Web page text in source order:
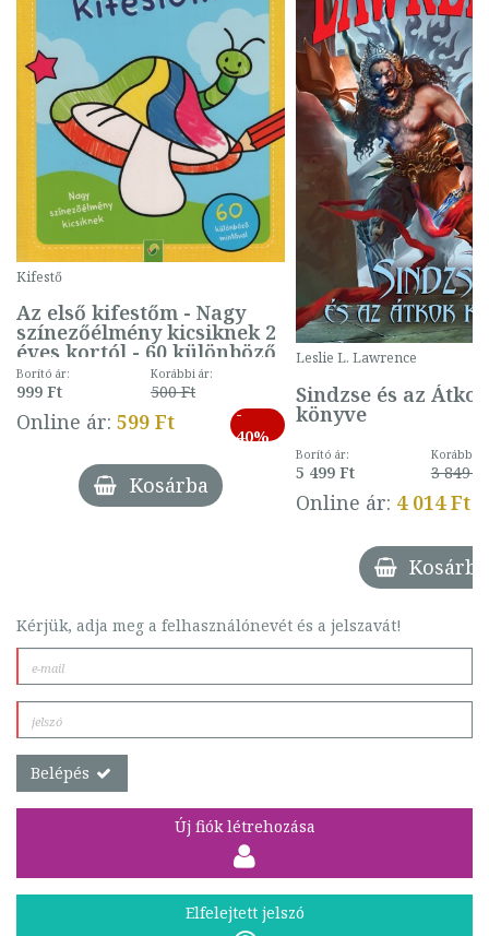
Kifestő
Az első kifestőm - Nagy
színezőélmény kicsiknek 2
éves kortól - 60 különböző
mintával (gombás)
Borító ár:
999 Ft
Korábbi ár:
500 Ft
Online ár: 599 Ft
-
40%
Kosárba
Leslie L. Lawrence
Sindzse és az Átkok
könyve
Borító ár:
5 499 Ft
Korábbi
3 849 Ft
Online ár: 4 014 Ft
Kosárba
Kérjük, adja meg a felhasználónevét és a jelszavát!
Belépés
Új fiók létrehozása
Elfelejtett jelszó